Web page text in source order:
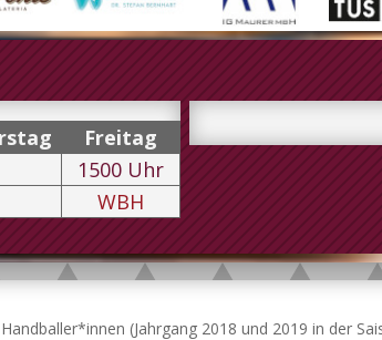
Freitag
1500 Uhr
WBH
(Jahrgang 2018 und 2019 in der